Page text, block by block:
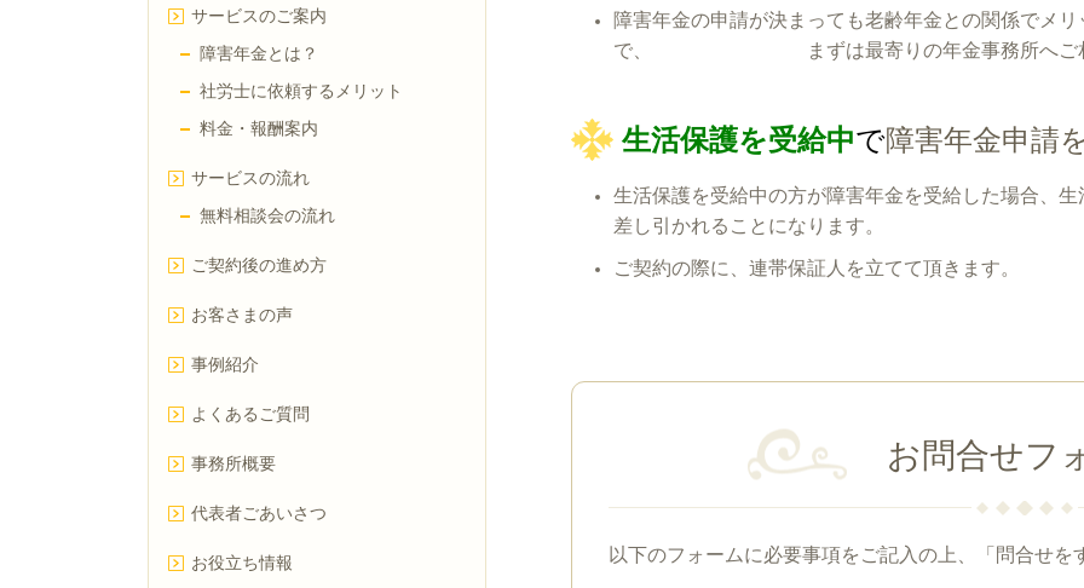
障害年金の申請が決まっても老齢年金との関係でメ
で、 まずは最寄りの年金事務所へご相談
生活保護を受給中で障害年金申請
生活保護を受給中の方が障害年金を受給した場合、
差し引かれることになります。
ご契約の際に、連帯保証人を立てて頂きます。
お問合せフ
以下のフォームに必要事項をご記入の上、「問合せ
サービスのご案内
障害年金とは？
社労士に依頼するメリット
料金・報酬案内
サービスの流れ
無料相談会の流れ
ご契約後の進め方
お客さまの声
事例紹介
よくあるご質問
事務所概要
代表者ごあいさつ
お役立ち情報